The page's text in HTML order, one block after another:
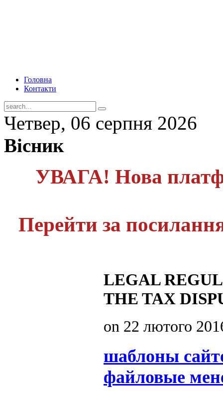
Головна
Контакти
Четвер, 06 серпня 2026
Вісник
УВАГА! Нова
Перейти за
LEGAL
THE TAX
on 22 лютого
шаблоны
файловые